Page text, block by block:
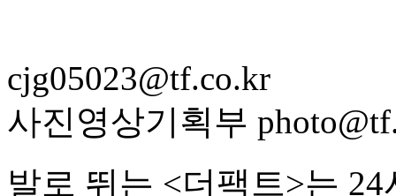
cjg05023@tf.co.kr
사진영상기획부
발로 뛰는 <더팩트>는